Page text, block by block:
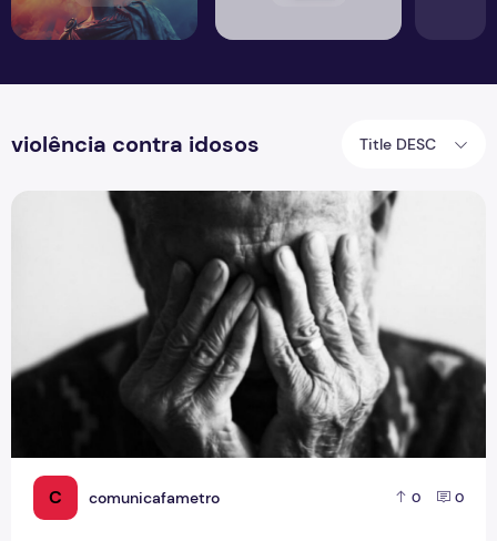
violência contra idosos Title DESC
C comunicafametro 0 0
Violência contra idosos aumenta e expõe falhas na